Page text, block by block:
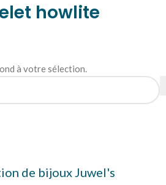
howlite
à votre sélection.
de bijoux Juwel's